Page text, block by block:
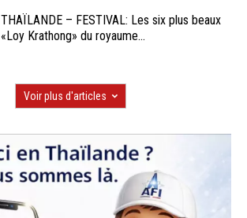
THAÏLANDE – FESTIVAL: Les six plus beaux
«Loy Krathong» du royaume...
Voir plus d'articles